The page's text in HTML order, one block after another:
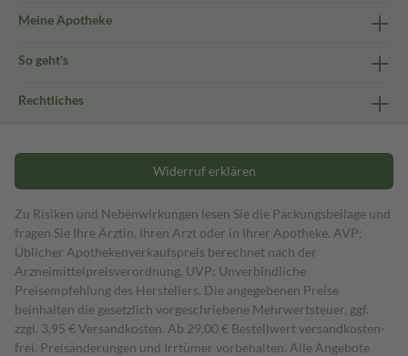
Meine Apotheke
So geht's
Rechtliches
Widerruf erklären
Zu Risiken und Nebenwirkungen lesen Sie die Packungsbeilage und
fragen Sie Ihre Ärztin, Ihren Arzt oder in Ihrer Apotheke. AVP:
Üblicher Apothekenverkaufspreis berechnet nach der
Arzneimittelpreisverordnung. UVP: Unverbindliche
Preisempfehlung des Herstellers. Die angegebenen Preise
beinhalten die gesetzlich vorgeschriebene Mehrwertsteuer, ggf.
zzgl. 3,95 € Versandkosten. Ab 29,00 € Bestell­wert versand­kosten­
frei. Preisänderungen und Irrtümer vorbehalten. Alle Angebote